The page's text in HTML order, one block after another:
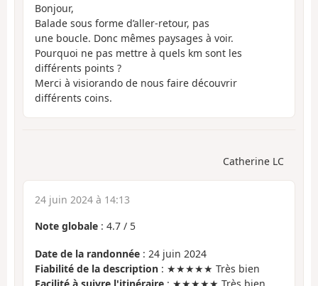
Bonjour,
Balade sous forme d’aller-retour, pas
une boucle. Donc mêmes paysages à voir.
Pourquoi ne pas mettre à quels km sont les
différents points ?
Merci à visiorando de nous faire découvrir
différents coins.
Catherine LC
24 juin 2024 à 14:13
Note globale : 4.7 / 5
Date de la randonnée : 24 juin 2024
Fiabilité de la description : ★★★★★ Très bien